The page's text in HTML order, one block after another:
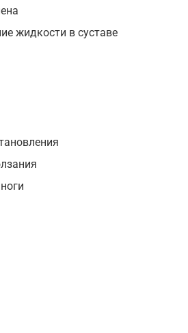
жидкости в суставе